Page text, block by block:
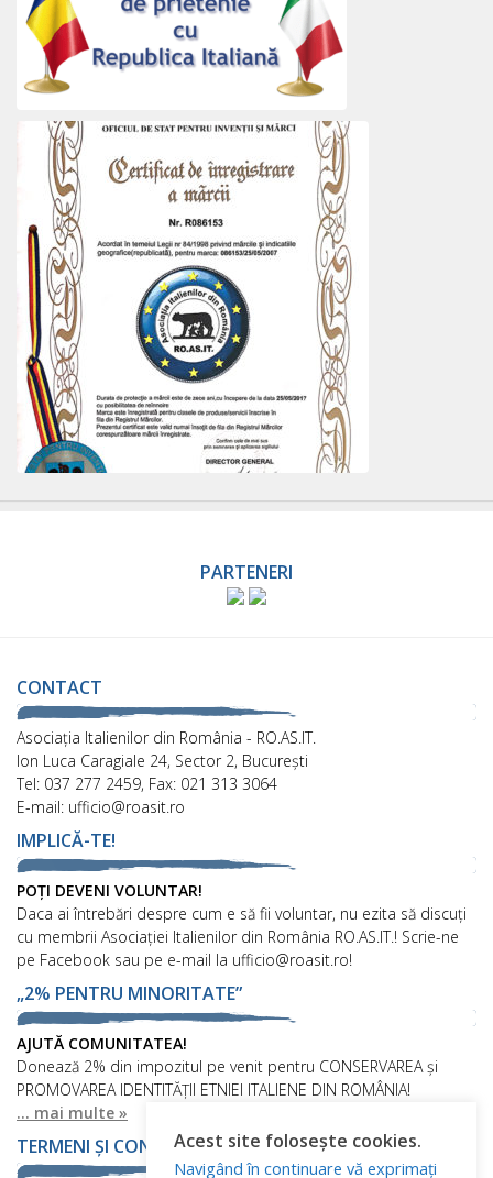
PARTENERI
CONTACT
Asociaţia Italienilor din România - RO.AS.IT.
Ion Luca Caragiale 24, Sector 2, București
Tel: 037 277 2459, Fax: 021 313 3064
E-mail: ufficio@roasit.ro
IMPLICĂ-TE!
POȚI DEVENI VOLUNTAR!
Daca ai întrebări despre cum e să fii voluntar, nu ezita să discuți
cu membrii Asociației Italienilor din România RO.AS.IT.! Scrie-ne
pe Facebook sau pe e-mail la ufficio@roasit.ro!
„2% PENTRU MINORITATE”
AJUTĂ COMUNITATEA!
Donează 2% din impozitul pe venit pentru CONSERVAREA și
PROMOVAREA IDENTITĂȚII ETNIEI ITALIENE DIN ROMÂNIA!
... mai multe »
TERMENI ȘI CONDIȚIIAcest site folosește cookies.
Navigând în continuare vă exprimați